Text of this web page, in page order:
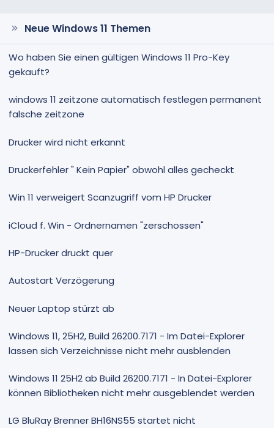
Neue Windows 11 Themen
Wo haben Sie einen gültigen Windows 11 Pro-Key
gekauft?
windows 11 zeitzone automatisch festlegen permanent
falsche zeitzone
Drucker wird nicht erkannt
Druckerfehler " Kein Papier" obwohl alles gecheckt
Win 11 verweigert Scanzugriff vom HP Drucker
iCloud f. Win - Ordnernamen "zerschossen"
HP-Drucker druckt quer
Autostart Verzögerung
Neuer Laptop stürzt ab
Windows 11, 25H2, Build 26200.7171 - Im Datei-Explorer
lassen sich Verzeichnisse nicht mehr ausblenden
Windows 11 25H2 ab Build 26200.7171 - In Datei-Explorer
können Bibliotheken nicht mehr ausgeblendet werden
LG BluRay Brenner BH16NS55 startet nicht